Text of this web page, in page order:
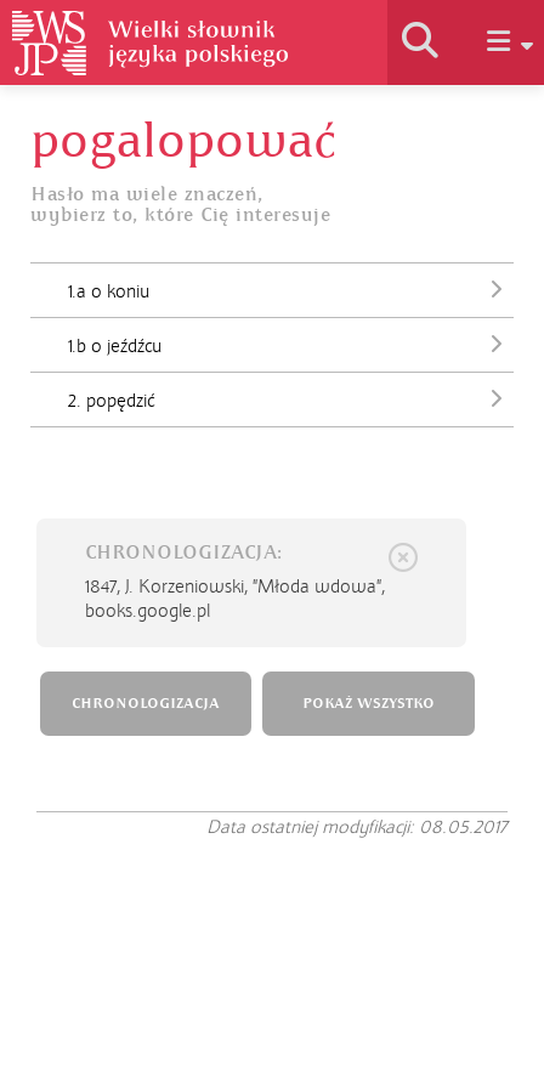
Historia słownika
Jak korzystać
pogalopować
Hasło ma wiele znaczeń,
wybierz to, które Cię interesuje
1.a o koniu
1.b o jeźdźcu
2. popędzić
CHRONOLOGIZACJA:
1847, J. Korzeniowski, "Młoda wdowa",
books.google.pl
CHRONOLOGIZACJA POKAŻ WSZYSTKO
Data ostatniej modyfikacji: 08.05.2017